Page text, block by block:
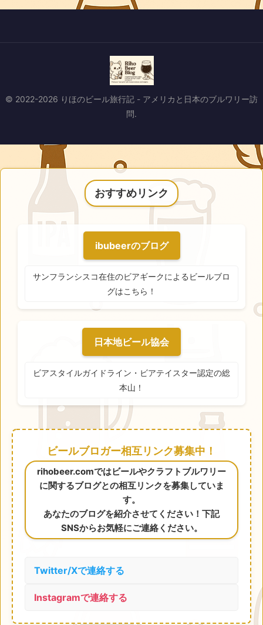
© 2022-2026 りほのビール旅行記 - アメリカと日本のブルワリー訪
問.
おすすめリンク
ibubeerのブログ
サンフランシスコ在住のビアギークによるビールブロ
グはこちら！
日本地ビール協会
ビアスタイルガイドライン・ビアテイスター認定の総
本山！
ビールブロガー相互リンク募集中！
rihobeer.comではビールやクラフトブルワリー
に関するブログとの相互リンクを募集していま
す。
あなたのブログを紹介させてください！下記
SNSからお気軽にご連絡ください。
Twitter/Xで連絡する
Instagramで連絡する